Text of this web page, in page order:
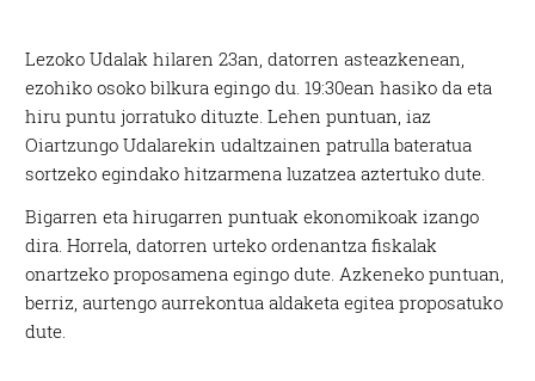
Lezoko Udalak hilaren 23an, datorren asteazkenean,
ezohiko osoko bilkura egingo du. 19:30ean hasiko da eta
hiru puntu jorratuko dituzte. Lehen puntuan, iaz
Oiartzungo Udalarekin udaltzainen patrulla bateratua
sortzeko egindako hitzarmena luzatzea aztertuko dute.
Bigarren eta hirugarren puntuak ekonomikoak izango
dira. Horrela, datorren urteko ordenantza fiskalak
onartzeko proposamena egingo dute. Azkeneko puntuan,
berriz, aurtengo aurrekontua aldaketa egitea proposatuko
dute.